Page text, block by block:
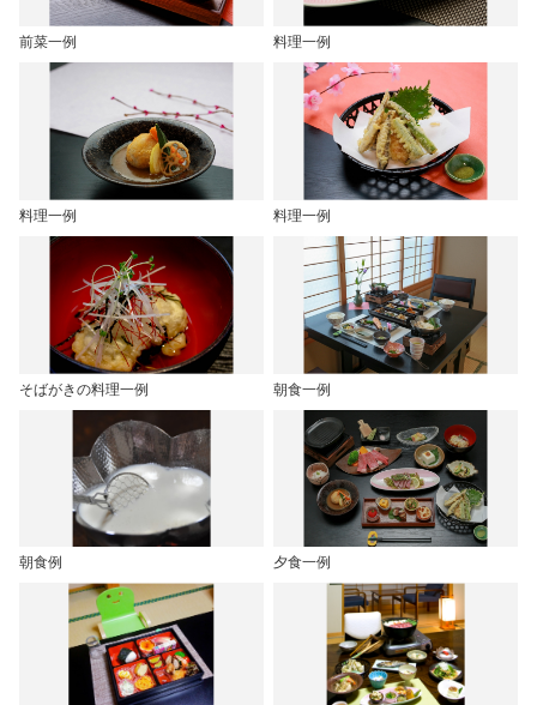
前菜一例 料理一例
料理一例 料理一例
そばがきの料理一例 朝食一例
朝食例 夕食一例